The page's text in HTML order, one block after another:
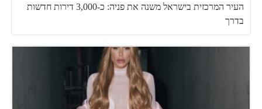
העיר המרכזית בישראל משנה את פניה: כ-3,000 דירות חדשות
בדרך